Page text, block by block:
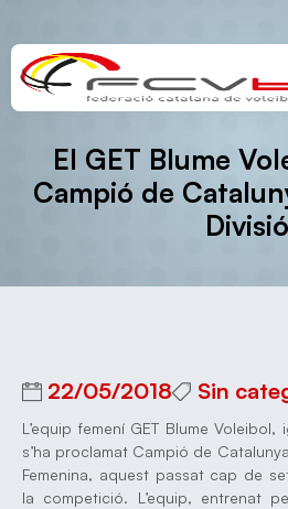
El GET Blume
Campió de
Divisió
22/05/2018 Sin
L’equip femení GET Blume
s’ha proclamat Campió de
Femenina, aquest passat cap de
la competició. L’equip, entrenat